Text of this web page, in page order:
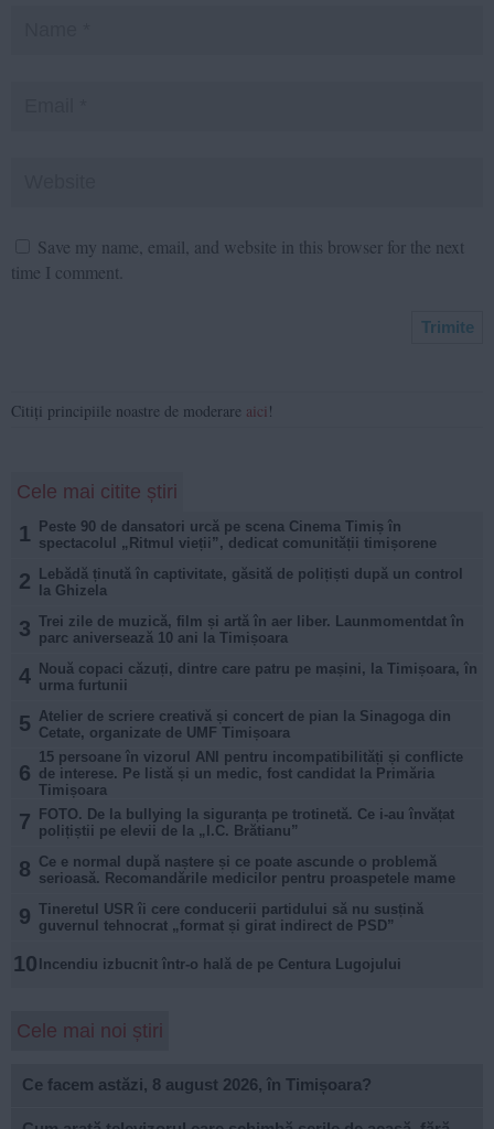
Save my name, email, and website in this browser for the next
time I comment.
Citiți principiile noastre de moderare aici !
Cele mai citite știri
1
Peste 90 de dansatori urcă pe scena Cinema Timiș în
spectacolul „Ritmul vieții”, dedicat comunității timișorene
2
Lebădă ținută în captivitate, găsită de polițiști după un control
la Ghizela
3 Trei zile de muzică, film și artă în aer liber. Launmomentdat în
parc aniversează 10 ani la Timișoara
4
Nouă copaci căzuți, dintre care patru pe mașini, la Timișoara, în
urma furtunii
5 Atelier de scriere creativă și concert de pian la Sinagoga din
Cetate, organizate de UMF Timișoara
6
15 persoane în vizorul ANI pentru incompatibilități și conflicte
de interese. Pe listă și un medic, fost candidat la Primăria
Timișoara
7
FOTO. De la bullying la siguranța pe trotinetă. Ce i-au învățat
polițiștii pe elevii de la „I.C. Brătianu”
8 Ce e normal după naștere și ce poate ascunde o problemă
serioasă. Recomandările medicilor pentru proaspetele mame
9 Tineretul USR îi cere conducerii partidului să nu susțină
guvernul tehnocrat „format și girat indirect de PSD”
10 Incendiu izbucnit într-o hală de pe Centura Lugojului
Cele mai noi știri
Ce facem astăzi, 8 august 2026, în Timișoara?